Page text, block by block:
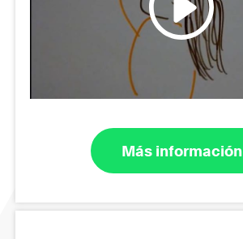
Más información